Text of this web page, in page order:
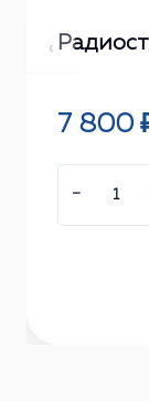
7 800
−
‹